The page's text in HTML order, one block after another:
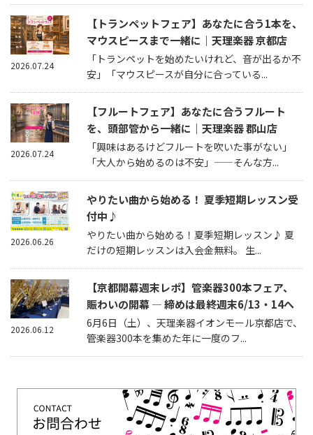
【トランペットフェア】あなたに合う1本を、
マウスピースまで一緒に｜天理楽器 京都店
「トランペットを始めたいけれど、音が出るか不
安」「マウスピースが自分に合っている...
2026.07.24
【フルートフェア】あなたに合うフルート
を、頭部管から一緒に｜天理楽器 郡山店
「興味はあるけどフルートを吹いた事がない」
「大人から始めるのは不安」——そんな方...
2026.07.24
やりたい曲から始める！ 夏季短期レッスン受
付中♪
やりたい曲から始める！夏季短期レッスン♪ 夏
だけの短期レッスンは入会金無料。 生...
2026.06.26
【京都開幕週末レポ】管楽器300本フェア、
賑わいの開幕 — 締めは最終週末6/13・14へ
6月6日（土）、天理楽器イオンモール京都店で、
管楽器300本を集めた年に一度のフ...
2026.06.12